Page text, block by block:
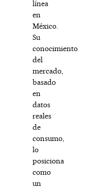
línea
en
México.
Su
conocimiento
del
mercado,
basado
en
datos
reales
de
consumo,
lo
posiciona
como
un